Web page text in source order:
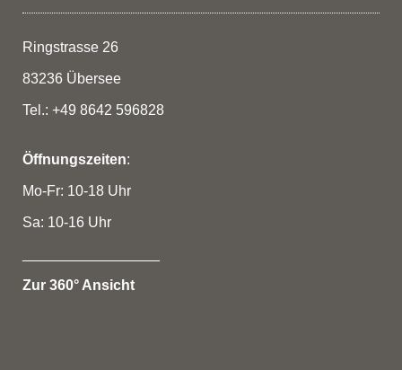
Ringstrasse 26
83236 Übersee
Tel.: +49 8642 596828
Öffnungszeiten:
Mo-Fr: 10-18 Uhr
Sa: 10-16 Uhr
Zur 360° Ansicht